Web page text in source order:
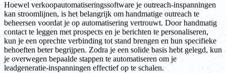
Hoewel verkoopautomatiseringssoftware je outreach-inspanningen
kan stroomlijnen, is het belangrijk om handmatige outreach te
beheersen voordat je op automatisering vertrouwt. Door handmatig
contact te leggen met prospects en je berichten te personaliseren,
kun je een oprechte verbinding tot stand brengen en hun specifieke
behoeften beter begrijpen. Zodra je een solide basis hebt gelegd, kun
je overwegen bepaalde stappen te automatiseren om je
leadgeneratie-inspanningen effectief op te schalen.